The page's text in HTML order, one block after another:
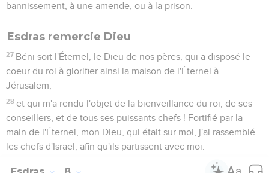
bannissement, à une amende, ou à la prison.
Esdras remercie Dieu
27 Béni soit l'Éternel, le Dieu de nos pères, qui a disposé le
coeur du roi à glorifier ainsi la maison de l'Éternel à
Jérusalem,
28 et qui m'a rendu l'objet de la bienveillance du roi, de ses
conseillers, et de tous ses puissants chefs ! Fortifié par la
main de l'Éternel, mon Dieu, qui était sur moi, j'ai rassemblé
les chefs d'Israël, afin qu'ils partissent avec moi.